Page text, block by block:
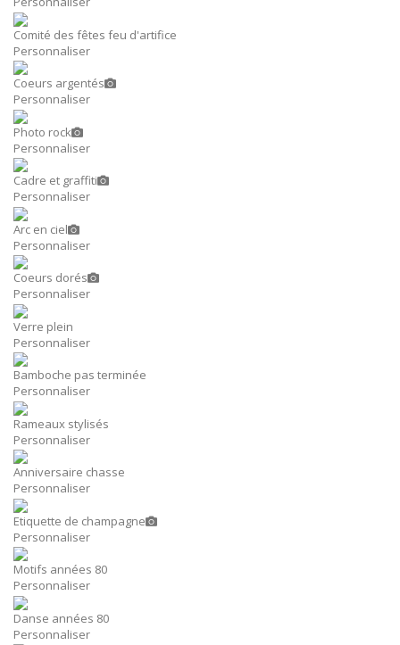
Comité des fêtes feu d'artifice
Personnaliser
Coeurs argentés
Personnaliser
Photo rock
Personnaliser
Cadre et graffiti
Personnaliser
Arc en ciel
Personnaliser
Coeurs dorés
Personnaliser
Verre plein
Personnaliser
Bamboche pas terminée
Personnaliser
Rameaux stylisés
Personnaliser
Anniversaire chasse
Personnaliser
Etiquette de champagne
Personnaliser
Motifs années 80
Personnaliser
Danse années 80
Personnaliser